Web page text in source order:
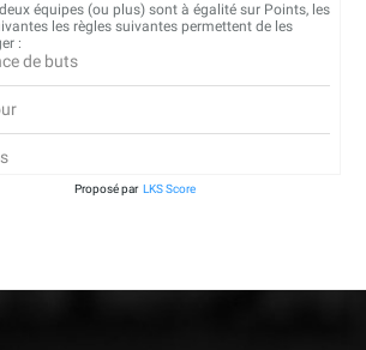
équipes (ou plus) sont à égalité sur Points, les
les règles suivantes permettent de les
:
de buts
Proposé par LKS Score